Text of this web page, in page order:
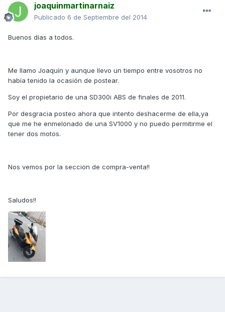
joaquinmartinarnaiz
Publicado 6 de Septiembre del 2014
Buenos días a todos.
Me llamo Joaquín y aunque llevo un tiempo entre vosotros no
había tenido la ocasión de postear.
Soy el propietario de una SD300i ABS de finales de 2011.
Por desgracia posteo ahora que intento deshacerme de ella,ya
que me he enmelonado de una SV1000 y no puedo permitirme el
tener dos motos.
Nos vemos por la seccion de compra-venta!!
Saludos!!